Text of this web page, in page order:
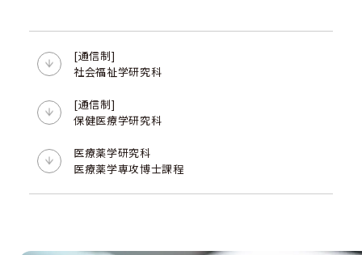
[通信制]
社会福祉学研究科
[通信制]
保健医療学研究科
医療薬学研究科
医療薬学専攻博士課程